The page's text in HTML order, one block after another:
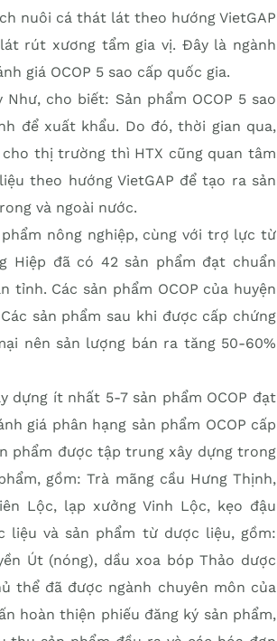
nuôi cá thát lát theo hướng VietGAP
rút xương tẩm gia vị. Đây là ngành
giá OCOP 5 sao cấp quốc gia.
cho biết: Sản phẩm OCOP 5 sao
để xuất khẩu. Do đó, thời gian qua,
thị trường thì HTX cũng quan tâm
theo hướng VietGAP để tạo ra sản
và ngoài nước.
nông nghiệp, cùng với trợ lực từ
Hiệp đã có 42 sản phẩm đạt chuẩn
tỉnh. Các sản phẩm OCOP của huyện
sản phẩm sau khi được cấp chứng
nên sản lượng bán ra tăng 50-60%
dựng ít nhất 5-7 sản phẩm OCOP đạt
giá phân hạng sản phẩm OCOP cấp
phẩm được tập trung xây dựng trong
gồm: Trà mãng cầu Hưng Thịnh,
Lộc, lạp xưởng Vinh Lộc, kẹo đậu
liệu và sản phẩm từ dược liệu, gồm:
Út (nóng), dầu xoa bóp Thảo dược
thể đã được ngành chuyên môn của
hoàn thiện phiếu đăng ký sản phẩm,